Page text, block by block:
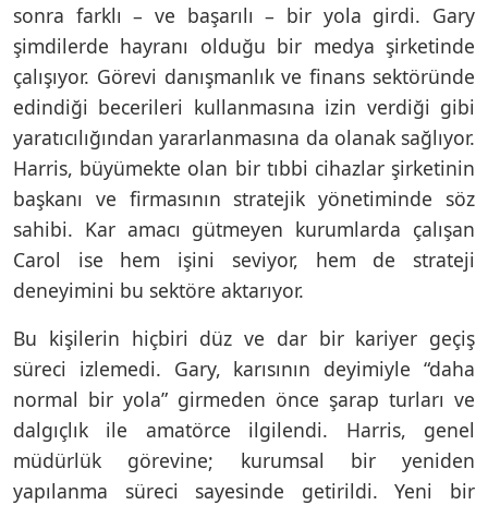
sonra farklı – ve başarılı – bir yola girdi. Gary
şimdilerde hayranı olduğu bir medya şirketinde
çalışıyor. Görevi danışmanlık ve finans sektöründe
edindiği becerileri kullanmasına izin verdiği gibi
yaratıcılığından yararlanmasına da olanak sağlıyor.
Harris, büyümekte olan bir tıbbi cihazlar şirketinin
başkanı ve firmasının stratejik yönetiminde söz
sahibi. Kar amacı gütmeyen kurumlarda çalışan
Carol ise hem işini seviyor, hem de strateji
deneyimini bu sektöre aktarıyor.
Bu kişilerin hiçbiri düz ve dar bir kariyer geçiş
süreci izlemedi. Gary, karısının deyimiyle “daha
normal bir yola” girmeden önce şarap turları ve
dalgıçlık ile amatörce ilgilendi. Harris, genel
müdürlük görevine; kurumsal bir yeniden
yapılanma süreci sayesinde getirildi. Yeni bir